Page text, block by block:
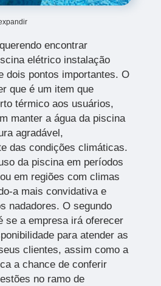
encontrar
elétrico instalação
dois pontos importantes. O
que é um item que
térmico aos usuários,
manter a água da piscina
agradável,
das condições climáticas.
da piscina em períodos
em regiões com climas
a mais convidativa e
nadadores. O segundo
se a empresa irá oferecer
para atender as
clientes, assim como a
a chance de conferir
no ramo de